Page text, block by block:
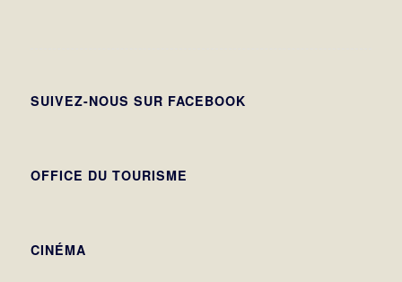
SUIVEZ-NOUS SUR FACEBOOK
OFFICE DU TOURISME
CINÉMA